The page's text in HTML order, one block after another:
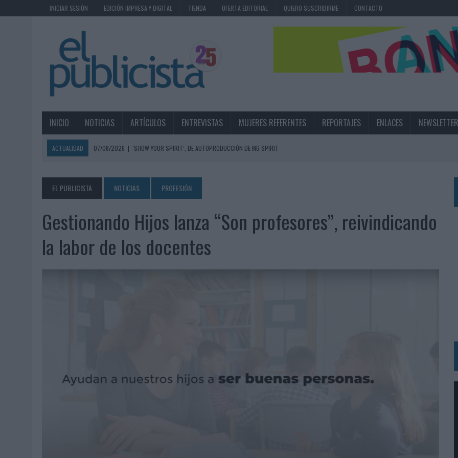
INICIAR SESIÓN EDICIÓN IMPRESA Y DIGITAL TIENDA OFERTA EDITORIAL QUIERO SUSCRIBIRME CONTACTO
INICIO NOTICIAS ARTÍCULOS ENTREVISTAS MUJERES REFERENTES REPORTAJES ENLACES NEWSLETTER
ACTUALIDAD 07/08/2026 | ‘SHOW YOUR SPIRIT’, DE AUTOPRODUCCIÓN DE MG SPIRIT
MAHOU REIVINDICA EL RITUAL DE LA CAÑA EN EL DÍA INTERNACIONAL DE LA CERVEZA
07/08/2026 | MG SPIRIT RELANZA SU MARCA CON UNA ESTRATEGIA 360º CENTRADA EN EL ORIGEN BARCELONÉS
07/08/2026
PATRÓN CONVIERTE EL NUEVO SINGLE DE ARÓN PIPER EN UNA EXPERIENCIA DE MARCA EN IBIZA
07/08/2026
EL VERANO PONE A PRUEBA LA ESTRATEGIA DIGITAL DE LAS MARCAS
07/08/2026
VUELING CONVIERTE LOS RECUERDOS EN SOUVENIRS CON IA
06/08/2026 | LA IA ESTÁ SUBIENDO EL LISTÓN DE LA CREATIVIDAD
EL PUBLICISTA NOTICIAS PROFESIÓN
Gestionando Hijos lanza “Son profesores”, reivindicando
la labor de los docentes